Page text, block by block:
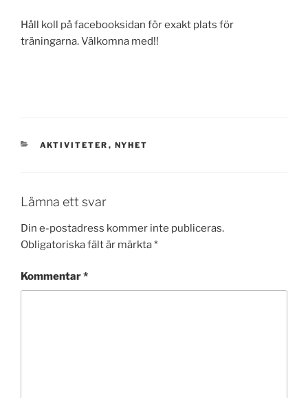
Håll koll på facebooksidan för exakt plats för
träningarna. Välkomna med!!
KATEGORIER
AKTIVITETER , NYHET
Lämna ett svar
Din e-postadress kommer inte publiceras.
Obligatoriska fält är märkta*
Kommentar*